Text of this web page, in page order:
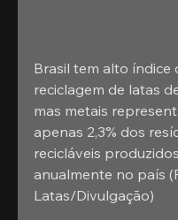
Brasil tem alto índice
reciclagem de latas
mas metais
apenas 2,3% dos
recicláveis produzidos
anualmente no país
Latas/Divulgação)